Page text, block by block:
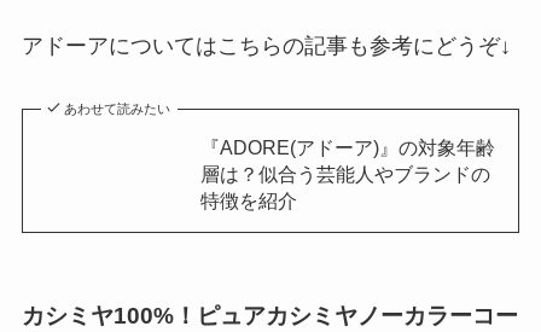
アドーアについてはこちらの記事も参考にどうぞ↓
あわせて読みたい
『ADORE(アドーア)』の対象年齢
層は？似合う芸能人やブランドの
特徴を紹介
カシミヤ100%！ピュアカシミヤノーカラーコー